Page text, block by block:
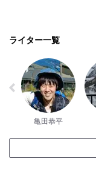
ライター一覧
亀田恭平